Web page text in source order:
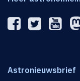
Astronieuwsbrief